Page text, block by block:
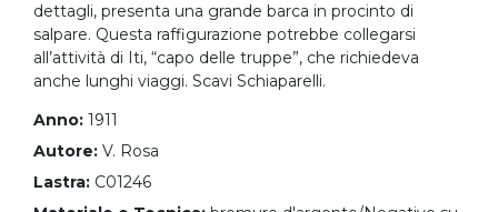
dettagli, presenta una grande barca in procinto di
salpare. Questa raffigurazione potrebbe collegarsi
all’attività di Iti, “capo delle truppe”, che richiedeva
anche lunghi viaggi. Scavi Schiaparelli.
Anno: 1911
Autore: V. Rosa
Lastra: C01246